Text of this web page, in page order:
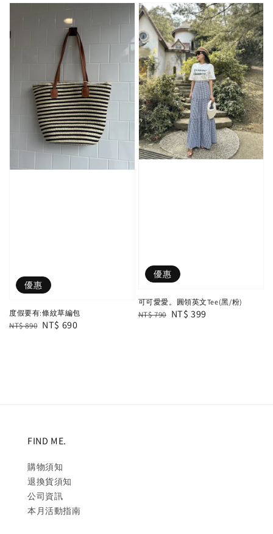
優惠
度假要有:條紋草編包
Regular
NT$ 890 Sale
NT$ 690
優惠
可可愛愛。圓領英文Tee(黑/粉)
Regular
NT$ 790 Sale
NT$ 399
FIND ME.
購物須知
退換貨須知
公司資訊
本月活動指南